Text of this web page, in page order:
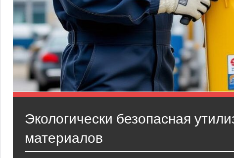
Экологически безопасная
материалов